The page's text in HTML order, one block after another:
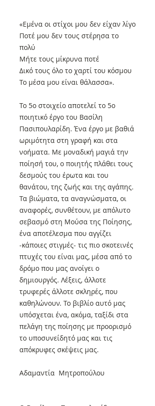
«Εμένα οι στίχοι μου δεν είχαν λίγο
Ποτέ μου δεν τους στέρησα το
πολύ
Μήτε τους μίκρυνα ποτέ
Δικό τους όλο το χαρτί του κόσμου
Το μέσα μου είναι θάλασσα».
Το 5ο στοιχείο αποτελεί το 5ο
ποιητικό έργο του Βασίλη
Πασιπουλαρίδη. Ένα έργο με βαθιά
ωριμότητα στη γραφή και στα
νοήματα. Με μοναδική μαγιά την
ποίησή του, ο ποιητής πλάθει τους
δεσμούς του έρωτα και του
θανάτου, της ζωής και της αγάπης.
Τα βιώματα, τα αναγνώσματα, οι
αναφορές, συνθέτουν, με απόλυτο
σεβασμό στη Μούσα της Ποίησης,
ένα αποτέλεσμα που αγγίζει
-κάποιες στιγμές- τις πιο σκοτεινές
πτυχές του είναι μας, μέσα από το
δρόμο που μας ανοίγει ο
δημιουργός. Λέξεις, άλλοτε
τρυφερές άλλοτε σκληρές, που
καθηλώνουν. Το βιβλίο αυτό μας
υπόσχεται ένα, ακόμα, ταξίδι στα
πελάγη της ποίησης με προορισμό
το υποσυνείδητό μας και τις
απόκρυφες σκέψεις μας.
Αδαμαντία Μητροπούλου